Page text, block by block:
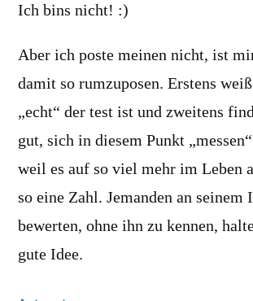
Ich bins nicht! :)
Aber ich poste meinen nicht, ist
damit so rumzuposen. Erstens
„echt“ der test ist und zweitens
gut, sich in diesem Punkt
weil es auf so viel mehr im Leben
so eine Zahl. Jemanden an seinem
bewerten, ohne ihn zu kennen,
gute Idee.